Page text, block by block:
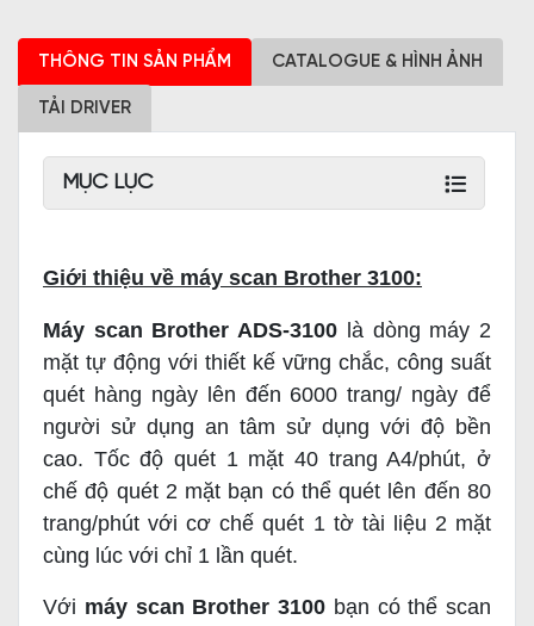
THÔNG TIN SẢN PHẨM CATALOGUE & HÌNH ẢNH
TẢI DRIVER
MỤC LỤC
Giới thiệu về máy scan Brother 3100:
Máy scan Brother ADS-3100 là dòng máy 2
mặt tự động với thiết kế vững chắc, công suất
quét hàng ngày lên đến 6000 trang/ ngày để
người sử dụng an tâm sử dụng với độ bền
cao. Tốc độ quét 1 mặt 40 trang A4/phút, ở
chế độ quét 2 mặt bạn có thể quét lên đến 80
trang/phút với cơ chế quét 1 tờ tài liệu 2 mặt
cùng lúc với chỉ 1 lần quét.
Với máy scan Brother 3100 bạn có thể scan